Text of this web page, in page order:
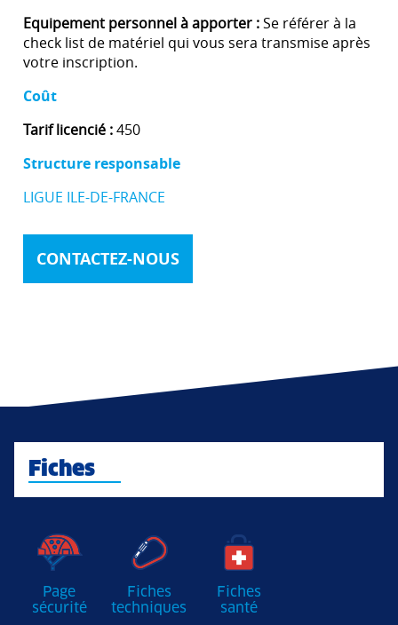
Equipement personnel à apporter :Se référer à la
check list de matériel qui vous sera transmise après
votre inscription.
Coût
Tarif licencié :450
Structure responsable
LIGUE ILE-DE-FRANCE
CONTACTEZ-NOUS
Fiches
Page
sécurité
Fiches
techniques
Fiches
santé